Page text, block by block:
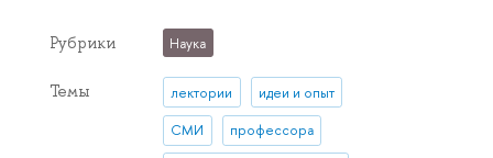
Рубрики Наука
Темы лектории идеи и опыт
СМИ профессора